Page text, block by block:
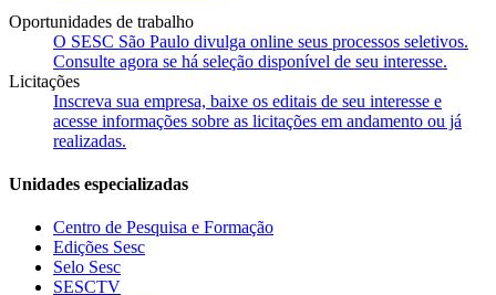
Oportunidades de trabalho
O SESC São Paulo divulga online seus processos seletivos.
Consulte agora se há seleção disponível de seu interesse.
Licitações
Inscreva sua empresa, baixe os editais de seu interesse e
acesse informações sobre as licitações em andamento ou já
realizadas.
Unidades especializadas
Centro de Pesquisa e Formação
Edições Sesc
Selo Sesc
SESCTV